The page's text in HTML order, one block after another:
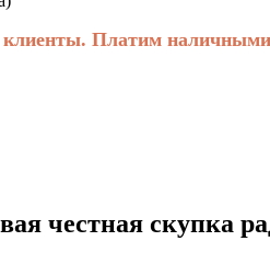
Платим наличными
скупка